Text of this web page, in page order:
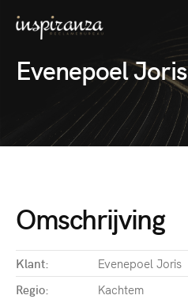
Evenepoel Joris
Omschrijving
Klant:
Evenepoel Joris
Regio:
Kachtem